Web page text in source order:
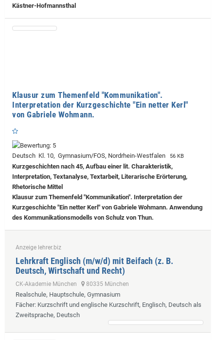
Kästner-Hofmannsthal
Klausur zum Themenfeld "Kommunikation".
Interpretation der Kurzgeschichte "Ein netter Kerl"
von Gabriele Wohmann.
Deutsch Kl. 10, Gymnasium/FOS, Nordrhein-Westfalen 56 KB
Kurzgeschichten nach 45, Aufbau einer lit. Charakteristik,
Interpretation, Textanalyse, Textarbeit, Literarische Erörterung,
Rhetorische Mittel
Klausur zum Themenfeld "Kommunikation". Interpretation der
Kurzgeschichte "Ein netter Kerl" von Gabriele Wohmann. Anwendung
des Kommunikationsmodells von Schulz von Thun.
Anzeige lehrer.biz
Lehrkraft Englisch (m/w/d) mit Beifach (z. B.
Deutsch, Wirtschaft und Recht)
CK-Akademie München 80335 München
Realschule, Hauptschule, Gymnasium
Fächer: Kurzschrift und englische Kurzschrift, Englisch, Deutsch als
Zweitsprache, Deutsch